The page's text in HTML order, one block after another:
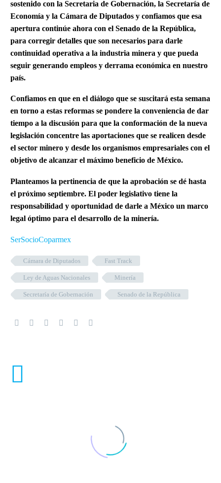
sostenido con la Secretaria de Gobernación, la Secretaría de
Economía y la Cámara de Diputados y confiamos que esa
apertura continúe ahora con el Senado de la República,
para corregir detalles que son necesarios para darle
continuidad operativa a la industria minera y que pueda
seguir generando empleos y derrama económica en nuestro
país.
Confiamos en que en el diálogo que se suscitará esta semana
en torno a estas reformas se pondere la conveniencia de dar
tiempo a la discusión para que la conformación de la nueva
legislación concentre las aportaciones que se realicen desde
el sector minero y desde los organismos empresariales con el
objetivo de alcanzar el máximo beneficio de México.
Planteamos la pertinencia de que la aprobación se dé hasta
el próximo septiembre. El poder legislativo tiene la
responsabilidad y oportunidad de darle a México un marco
legal óptimo para el desarrollo de la minería.
SerSocioCoparmex
Cámara de Diputados Fast Track
Ley de Aguas Nacionales Minería
Secretaría de Gobernación Senado de la República